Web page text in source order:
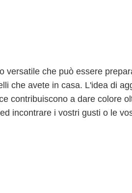
versatile che può essere
che avete in casa. L'idea di
contribuiscono a dare colore
incontrare i vostri gusti o le